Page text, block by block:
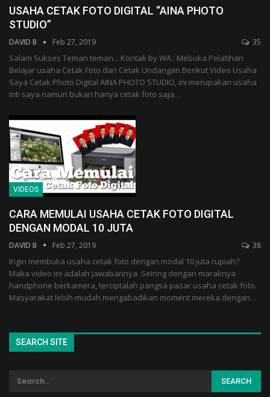
USAHA CETAK FOTO DIGITAL “AINA PHOTO
STUDIO”
DAVID B Feb 27, 2019 35
Salam Sukses Teman teman... Kontak by WA : Mebuka Pelatihan
Belajar usaha Cetak Foto dan Cetak Undangan Berikut Video Usaha
Saya Cetak Photo Digital AINA PHOTO STUDIO, ini merupakan usaha
inti saya namun bukan hanya cetak foto saja…
VIDEOS
CARA MEMULAI USAHA CETAK FOTO DIGITAL
DENGAN MODAL 10 JUTA
DAVID B Feb 27, 2019 38
Ingin membuka usaha cetak foto dengan modal 10 juta rupiah?
Maka video ini adalah jawabannya. Seiring dengan maraknya
handphone berkamera, terciptalah pangsa pasar usaha cetak foto.
Masyarakat lebih mudah mengabadikan moment mereka dengan…
SEARCH SITE